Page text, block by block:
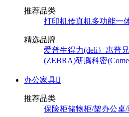
推荐品类
打印机传真机多功能一
精选品牌
爱普生得力(deli） 惠普
(ZEBRA)研腾科密
办公家具
推荐品类
保险柜储物柜/架办公桌/